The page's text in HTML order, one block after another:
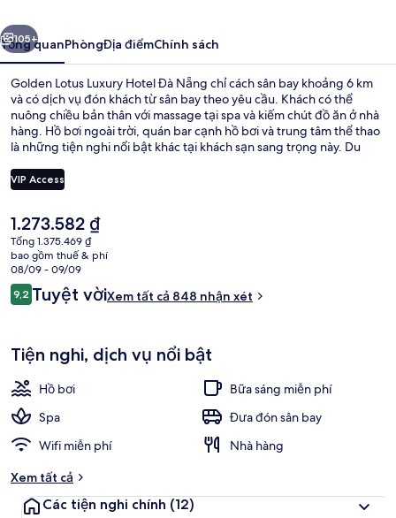
Đà
Nẵng
Tiếp
105+
Tổng quanPhòngĐịa điểmChính sách
Golden Lotus Luxury Hotel Đà Nẵng chỉ cách sân bay khoảng 6 km
và có dịch vụ đón khách từ sân bay theo yêu cầu. Khách có thể
nuông chiều bản thân với massage tại spa và kiếm chút đồ ăn ở nhà
hàng. Hồ bơi ngoài trời, quán bar cạnh hồ bơi và trung tâm thể thao
là những tiện nghi nổi bật khác tại khách sạn sang trọng này. Du
VIP Access
Giá
hiện
tại
là
1.273.582 ₫
1.273.582 ₫
Tổng 1.375.469 ₫
bao gồm thuế & phí
08/09 - 09/09
Nhận
xét
9,29,2 trên 10,
Tuyệt vờiXem tất cả 848 nhận xét
Tiện nghi, dịch vụ nổi bật
Hồ bơi
Bữa sáng miễn phí
Spa
Đưa đón sân bay
Wifi miễn phí
Nhà hàng
Xem tất cả
Các tiện nghi chính (12)